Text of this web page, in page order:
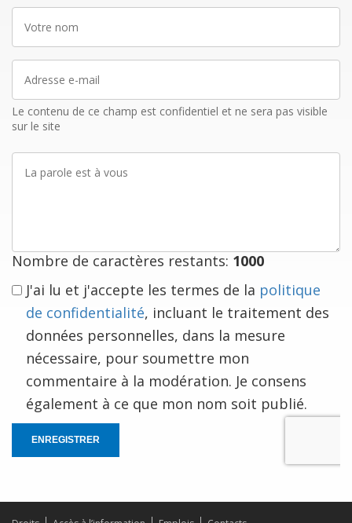
nom
mail
Le contenu de ce champ est confidentiel et ne sera pas visible
sur le site
parole
Nombre de caractères restants: 1000
J'ai lu et j'accepte les termes de la politique
de confidentialité, incluant le traitement des
données personnelles, dans la mesure
nécessaire, pour soumettre mon
commentaire à la modération. Je consens
également à ce que mon nom soit publié.
ENREGISTRER